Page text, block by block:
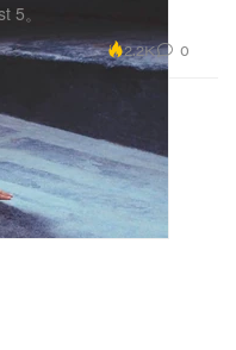
5。
2.2K 0